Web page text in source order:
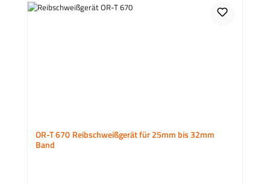
OR-T 670 Reibschweißgerät für 25mm bis 32mm
Band